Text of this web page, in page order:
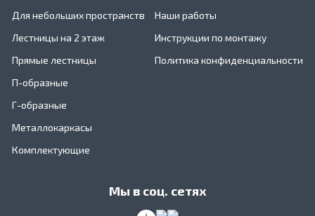
Для небольших пространств
Лестницы на 2 этаж
Прямые лестницы
П-образные
Г-образные
Металлокаркасы
Комплектующие
Наши работы
Инструкции по монтажу
Политика конфиденциальности
Мы в соц. сетях